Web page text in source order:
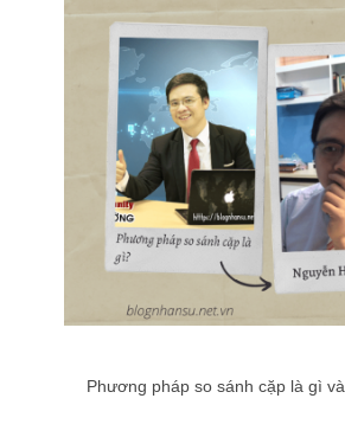
Phương pháp so sánh cặp là gì